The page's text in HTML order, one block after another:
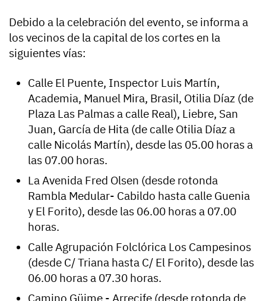
Debido a la celebración del evento, se informa a
los vecinos de la capital de los cortes en la
siguientes vías:
Calle El Puente, Inspector Luis Martín,
Academia, Manuel Mira, Brasil, Otilia Díaz (de
Plaza Las Palmas a calle Real), Liebre, San
Juan, García de Hita (de calle Otilia Díaz a
calle Nicolás Martín), desde las 05.00 horas a
las 07.00 horas.
La Avenida Fred Olsen (desde rotonda
Rambla Medular- Cabildo hasta calle Guenia
y El Forito), desde las 06.00 horas a 07.00
horas.
Calle Agrupación Folclórica Los Campesinos
(desde C/ Triana hasta C/ El Forito), desde las
06.00 horas a 07.30 horas.
Camino Güime - Arrecife (desde rotonda de